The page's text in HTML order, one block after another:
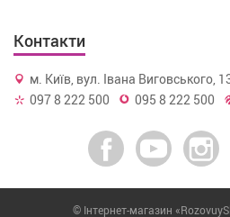
Контакти
м. Київ, вул. Івана Виговського,
097 8 222 500
095 8 222 500
© Інтернет-магазин